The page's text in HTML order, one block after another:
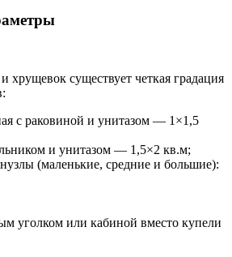
хрущевок существует четкая градация
с раковиной и унитазом ― 1×1,5
и унитазом ― 1,5×2 кв.м;
(маленькие, средние и большие):
уголком или кабиной вместо купели